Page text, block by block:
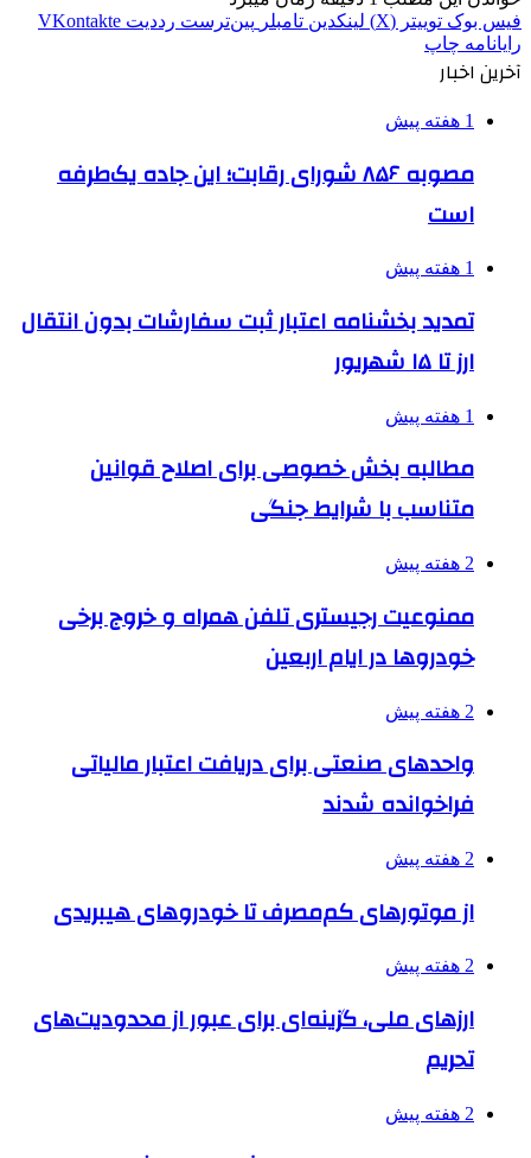
فیس بوک توییتر (X) لینکدین ‫تامبلر ‫پین‌ترست ‫رددیت ‫VKontakte
رایانامه چاپ
آخرین اخبار
1 هفته پیش
مصوبه ۸۵۶ شورای رقابت؛ این جاده یک‌طرفه
است
1 هفته پیش
تمدید بخشنامه اعتبار ثبت سفارشات بدون انتقال
ارز تا ۱۵ شهریور
1 هفته پیش
مطالبه بخش خصوصی برای اصلاح قوانین
متناسب با شرایط جنگی
2 هفته پیش
ممنوعیت رجیستری تلفن همراه و خروج برخی
خودروها در ایام اربعین
2 هفته پیش
واحدهای صنعتی برای دریافت اعتبار مالیاتی
فراخوانده شدند
2 هفته پیش
از موتورهای کم‌مصرف تا خودروهای هیبریدی
2 هفته پیش
ارزهای ملی، گزینه‌ای برای عبور از محدودیت‌های
تحریم
2 هفته پیش